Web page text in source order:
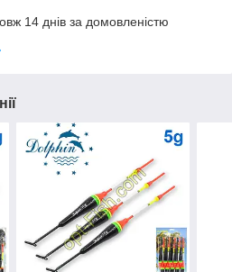
14 днів за домовленістю